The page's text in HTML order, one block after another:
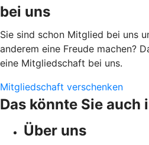
bei uns
Sie sind schon Mitglied bei uns
anderem eine Freude machen?
eine Mitgliedschaft bei uns.
Mitgliedschaft verschenken
Das könnte Sie auch
Über uns